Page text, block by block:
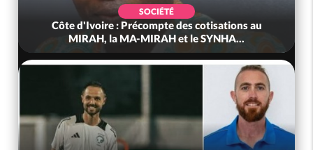
SOCIÉTÉ
Côte d'Ivoire : Précompte des cotisations au
MIRAH, la MA-MIRAH et le SYNHA...